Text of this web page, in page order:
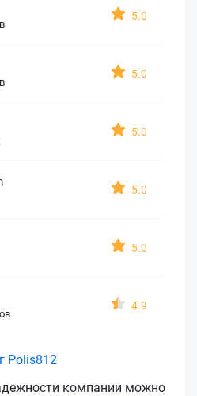
5.0
5.0
5.0
5.0
5.0
4.9
Polis812
компании можно